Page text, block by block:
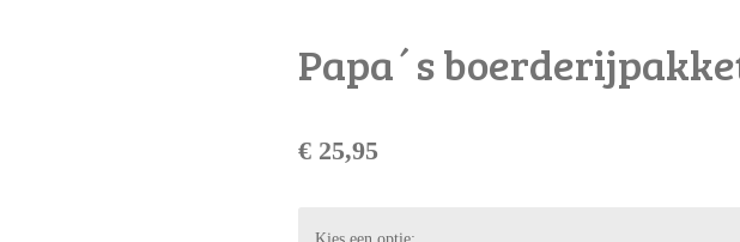
Papa´s
€ 25,95